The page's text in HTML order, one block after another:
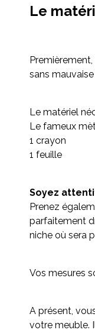
Le
sans mauvaise
Le matériel
Le fameux
1 crayon
1 feuille
Soyez
Prenez
parfaitement
niche où sera
Vos mesures
A présent,
votre meuble.